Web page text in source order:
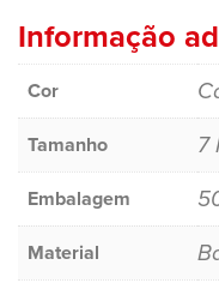
Informação
Cor
Tamanho 7
Embalagem
Material